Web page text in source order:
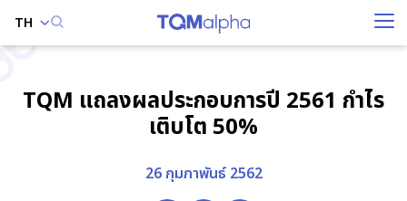
TH
TQM แถลงผลประกอบการปี 2561 กำไร
เติบโต 50%
26 กุมภาพันธ์ 2562